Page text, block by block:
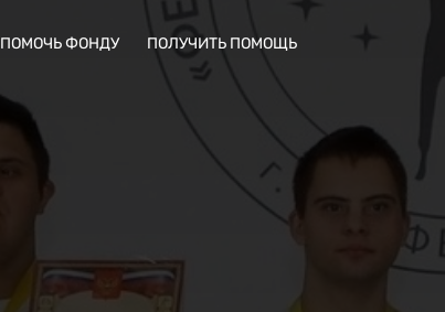
ПОМОЧЬ ФОНДУ ПОЛУЧИТЬ ПОМОЩЬ